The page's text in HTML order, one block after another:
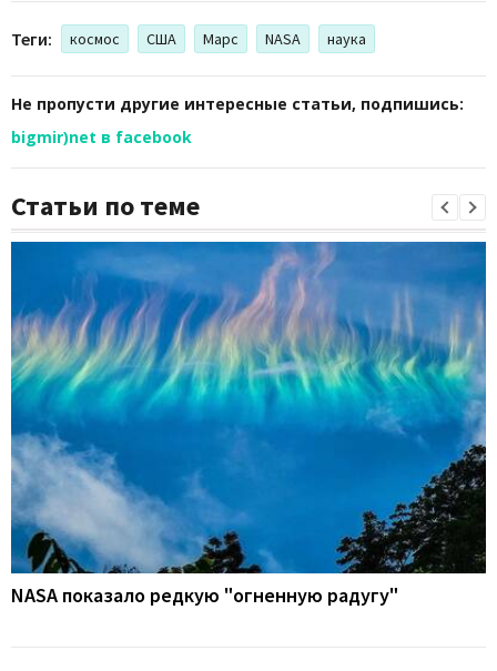
Теги: космос США Марс NASA наука
Не пропусти другие интересные статьи, подпишись:
bigmir)net в facebook
Статьи по теме
NASA показало редкую "огненную радугу"